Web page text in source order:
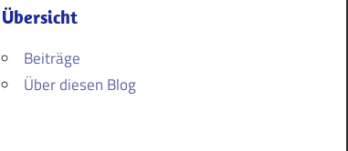
Übersicht
Beiträge
Über diesen Blog